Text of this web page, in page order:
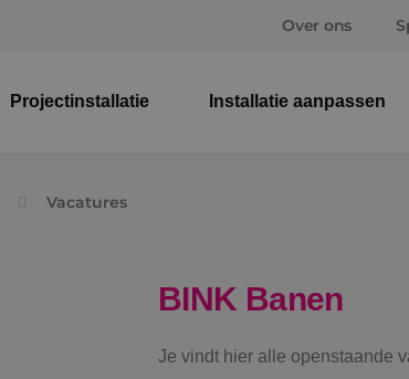
Over ons
Projectinstallatie Installatie aanpassen
Vacatures
BINK Banen
Je vindt hier alle openstaande